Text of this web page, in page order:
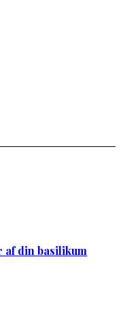
af din basilikum